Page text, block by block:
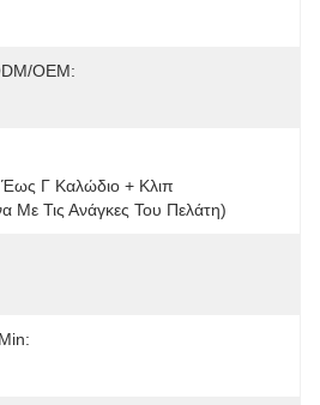
OEM:
Γ Καλώδιο + Κλιπ
Με Τις Ανάγκες Του Πελάτη)